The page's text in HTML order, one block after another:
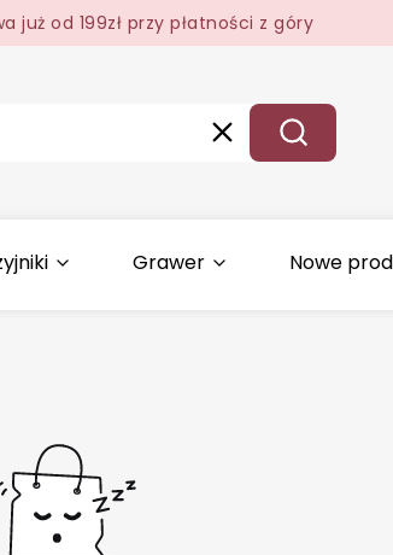
już od 199zł przy płatności z góry
WyczyśćSzukaj
Grawer Nowe